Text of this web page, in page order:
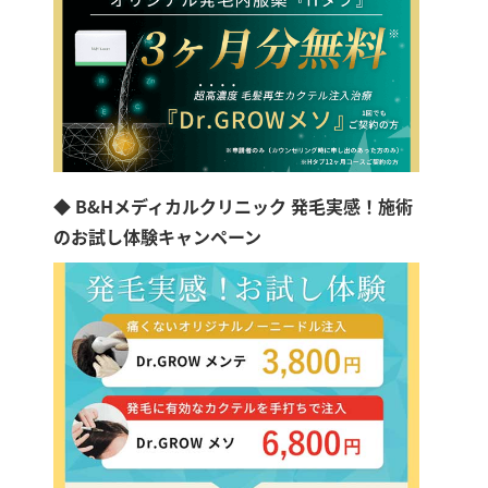
◆ B&Hメディカルクリニック 発毛実感！施術
のお試し体験キャンペーン